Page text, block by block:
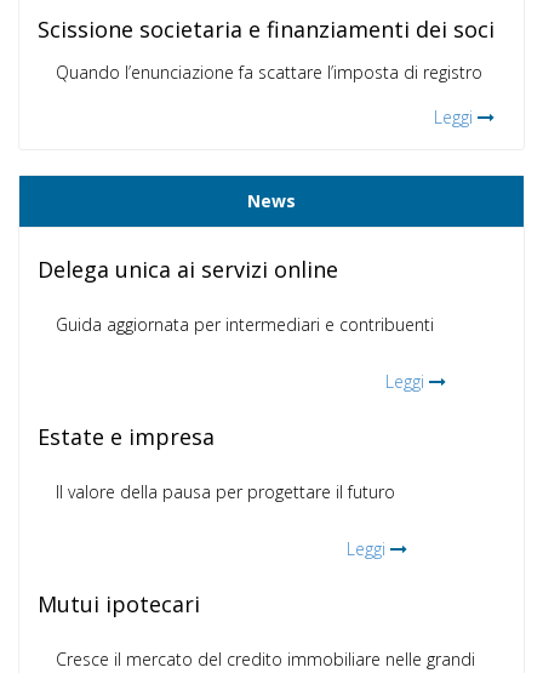
Scissione societaria e finanziamenti dei soci
Quando l’enunciazione fa scattare l’imposta di registro
Leggi
News
Delega unica ai servizi online
Guida aggiornata per intermediari e contribuenti
Leggi
Estate e impresa
Il valore della pausa per progettare il futuro
Leggi
Mutui ipotecari
Cresce il mercato del credito immobiliare nelle grandi